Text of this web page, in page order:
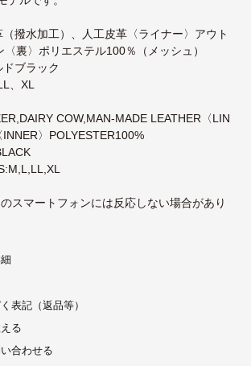
撥水加工）、人工皮革〈ライナー〉アウト
〈裏〉ポリエステル100％（メッシュ）
ブラック
、XL
COW,MAN-MADE LEATHER〈LIN
〉POLYESTER100%
スマートフォンには反応しない場合があり
表記（返品等）
る
合わせる